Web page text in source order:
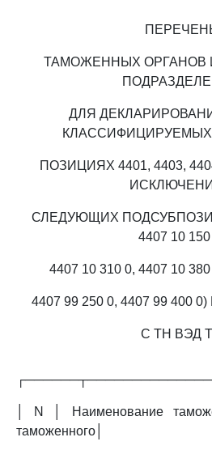
ТАМОЖЕННЫХ ОРГАНОВ
ДЛЯ
ПОЗИЦИЯХ 4401, 4403,
СЛЕДУЮЩИХ
4407 10 150
4407 10 310 0, 4407 10
4407 99 250 0, 4407 99 400
С ТН ВЭД
│ N │ Наименование
таможенного│